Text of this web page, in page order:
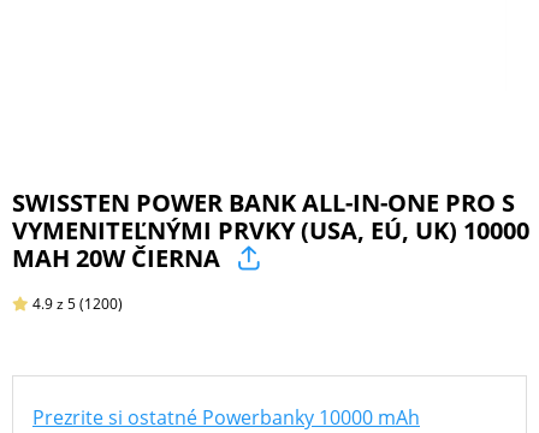
PRÍSLUŠENSTVO
PRE
MOBILY
PRE
SWISSTEN POWER BANK ALL-IN-ONE PRO S
VYMENITEĽNÝMI PRVKY (USA, EÚ, UK) 10000
MAH 20W ČIERNA
4.9z 5(1200)
Prezrite si ostatné Powerbanky 10000 mAh